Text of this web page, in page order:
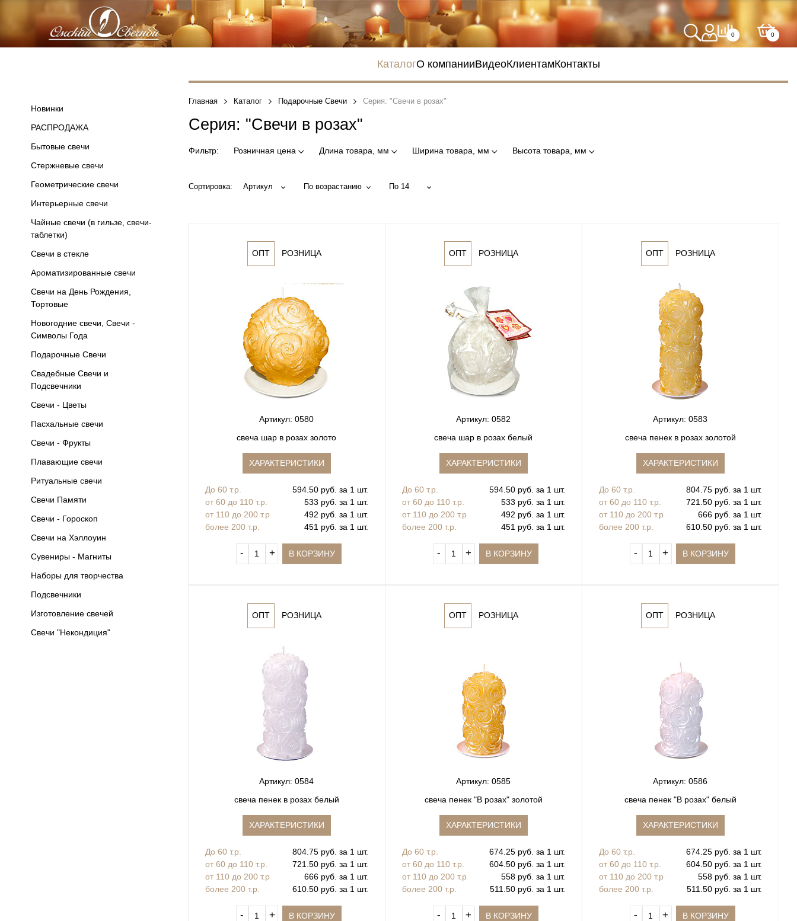
0 0
КаталогО компанииВидеоКлиентамКонтакты
Новинки
РАСПРОДАЖА
Бытовые свечи
Стержневые свечи
Геометрические свечи
Интерьерные свечи
Чайные свечи (в гильзе, свечи-
таблетки)
Свечи в стекле
Ароматизированные свечи
Свечи на День Рождения,
Тортовые
Новогодние свечи, Свечи -
Символы Года
Подарочные Свечи
Свадебные Свечи и
Подсвечники
Свечи - Цветы
Пасхальные свечи
Свечи - Фрукты
Плавающие свечи
Ритуальные свечи
Свечи Памяти
Свечи - Гороскоп
Свечи на Хэллоуин
Сувениры - Магниты
Наборы для творчества
Подсвечники
Изготовление свечей
Свечи "Некондиция"
Главная Каталог Подарочные Свечи Серия: "Свечи в розах"
Серия: "Свечи в розах"
Фильтр: Розничная цена Длина товара, мм Ширина товара, мм Высота товара, мм
Сортировка: Артикул По возрастанию По 14
ОПТ РОЗНИЦА
Артикул: 0580
свеча шар в розах золото
ХАРАКТЕРИСТИКИ
До 60 т.р.
594.50 руб. за 1 шт.
от 60 до 110 т.р.
533 руб. за 1 шт.
от 110 до 200 т.р
492 руб. за 1 шт.
более 200 т.р.
451 руб. за 1 шт.
‐ + В КОРЗИНУ
ОПТ РОЗНИЦА
Артикул: 0582
свеча шар в розах белый
ХАРАКТЕРИСТИКИ
До 60 т.р.
594.50 руб. за 1 шт.
от 60 до 110 т.р.
533 руб. за 1 шт.
от 110 до 200 т.р
492 руб. за 1 шт.
более 200 т.р.
451 руб. за 1 шт.
‐ + В КОРЗИНУ
ОПТ РОЗНИЦА
Артикул: 0583
свеча пенек в розах золотой
ХАРАКТЕРИСТИКИ
До 60 т.р.
804.75 руб. за 1 шт.
от 60 до 110 т.р.
721.50 руб. за 1 шт.
от 110 до 200 т.р
666 руб. за 1 шт.
более 200 т.р.
610.50 руб. за 1 шт.
‐ + В КОРЗИНУ
ОПТ РОЗНИЦА
Артикул: 0584
свеча пенек в розах белый
ХАРАКТЕРИСТИКИ
До 60 т.р.
804.75 руб. за 1 шт.
от 60 до 110 т.р.
721.50 руб. за 1 шт.
от 110 до 200 т.р
666 руб. за 1 шт.
более 200 т.р.
610.50 руб. за 1 шт.
‐ + В КОРЗИНУ
ОПТ РОЗНИЦА
Артикул: 0585
свеча пенек "В розах" золотой
ХАРАКТЕРИСТИКИ
До 60 т.р.
674.25 руб. за 1 шт.
от 60 до 110 т.р.
604.50 руб. за 1 шт.
от 110 до 200 т.р
558 руб. за 1 шт.
более 200 т.р.
511.50 руб. за 1 шт.
‐ + В КОРЗИНУ
ОПТ РОЗНИЦА
Артикул: 0586
свеча пенек "В розах" белый
ХАРАКТЕРИСТИКИ
До 60 т.р.
674.25 руб. за 1 шт.
от 60 до 110 т.р.
604.50 руб. за 1 шт.
от 110 до 200 т.р
558 руб. за 1 шт.
более 200 т.р.
511.50 руб. за 1 шт.
‐ + В КОРЗИНУ